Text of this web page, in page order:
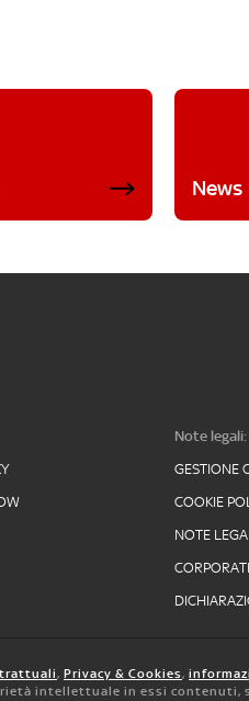
News
Note legali:
GESTIONE
COOKIE
NOTE
, Privacy & Cookies,
intellettuale in essi contenuti,